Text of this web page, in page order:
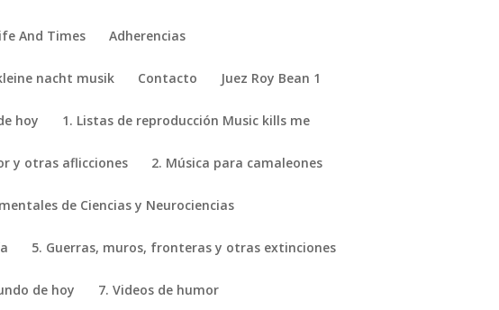
And Times Adherencias
nacht musik Contacto Juez Roy Bean 1
hoy 1. Listas de reproducción Music kills me
y otras aflicciones 2. Música para camaleones
de Ciencias y Neurociencias
5. Guerras, muros, fronteras y otras extinciones
de hoy 7. Videos de humor